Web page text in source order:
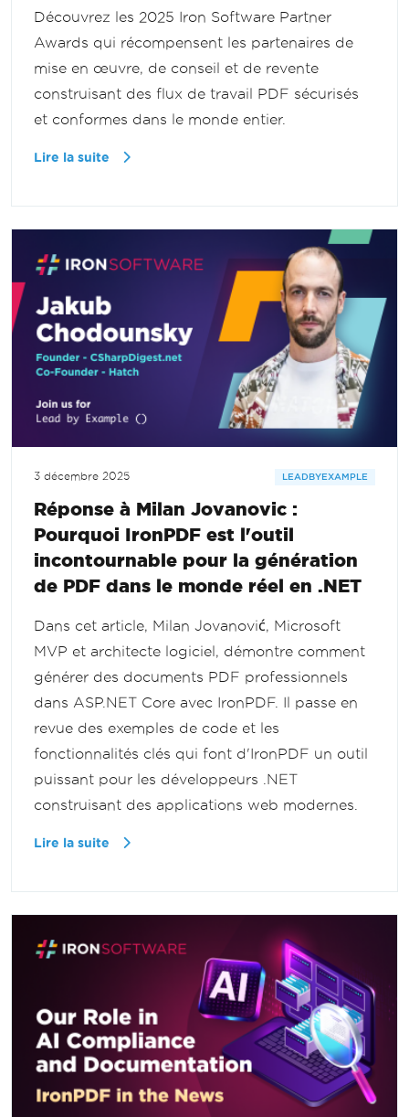
Découvrez les 2025 Iron Software Partner
Awards qui récompensent les partenaires de
mise en œuvre, de conseil et de revente
construisant des flux de travail PDF sécurisés
et conformes dans le monde entier.
Lire la suite
3 décembre 2025 LEADBYEXAMPLE
Réponse à Milan Jovanovic :
Pourquoi IronPDF est l'outil
incontournable pour la génération
de PDF dans le monde réel en .NET
Dans cet article, Milan Jovanović, Microsoft
MVP et architecte logiciel, démontre comment
générer des documents PDF professionnels
dans ASP.NET Core avec IronPDF. Il passe en
revue des exemples de code et les
fonctionnalités clés qui font d'IronPDF un outil
puissant pour les développeurs .NET
construisant des applications web modernes.
Lire la suite